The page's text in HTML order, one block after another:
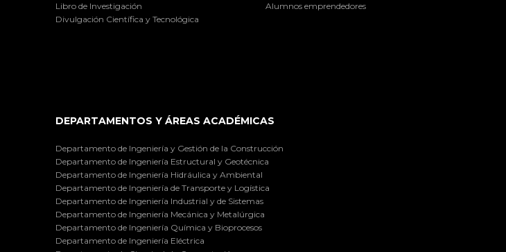
Libro de Investigación
Divulgación Científica y Tecnológica
Alumnos emprendedores
DEPARTAMENTOS Y ÁREAS ACADÉMICAS
Departamento de Ingeniería y Gestión de la Construcción
Departamento de Ingeniería Estructural y Geotécnica
Departamento de Ingeniería Hidráulica y Ambiental
Departamento de Ingeniería de Transporte y Logística
Departamento de Ingeniería Industrial y de Sistemas
Departamento de Ingeniería Mecánica y Metalúrgica
Departamento de Ingeniería Química y Bioprocesos
Departamento de Ingeniería Eléctrica